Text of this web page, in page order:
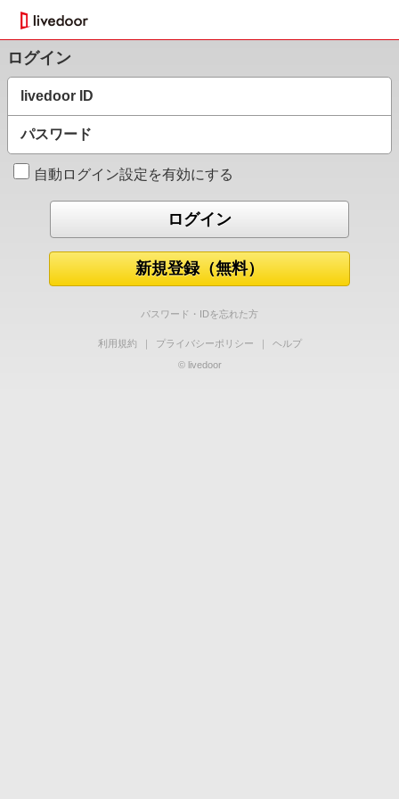
ログイン
livedoor ID
パスワード
自動ログイン設定を有効にする
新規登録（無料）
パスワード・IDを忘れた方
利用規約 ｜ プライバシーポリシー ｜
ヘルプ
© livedoor